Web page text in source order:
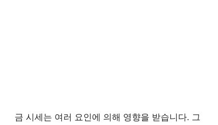
금 시세는 여러 요인에 의해 영향을 받습니다. 그